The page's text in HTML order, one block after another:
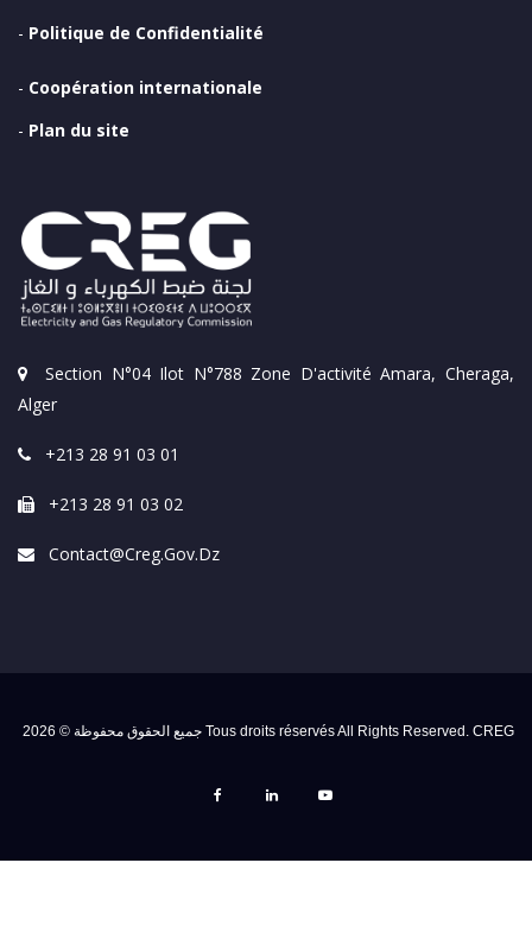
Section N°04 Ilot N°788 Zone D'activité Amara, Cheraga,
Alger
+213 28 91 03 01
+213 28 91 03 02
Contact@creg.gov.dz
- Politique de Confidentialité
- Coopération internationale
- Plan du site
جميع الحقوق محفوظة © 2026 Tous droits réservés All Rights Reserved. CREG